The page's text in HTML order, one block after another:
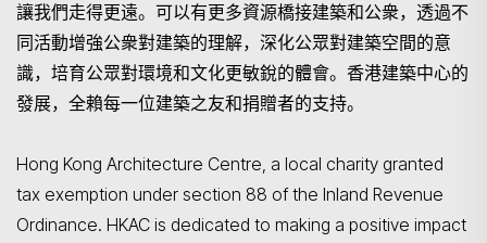
讓我們走得更遠。可以有更多資源橋接建築和公衆，透過不
同活動增強公衆對建築的理解，深化公眾對建築空間的意
識，培育公眾對環境和文化更敏銳的體會。香港建築中心的
發展，全賴每一位建築之友和捐贈者的支持。
Hong Kong Architecture Centre, a local charity granted
tax exemption under section 88 of the Inland Revenue
Ordinance. HKAC is dedicated to making a positive impact